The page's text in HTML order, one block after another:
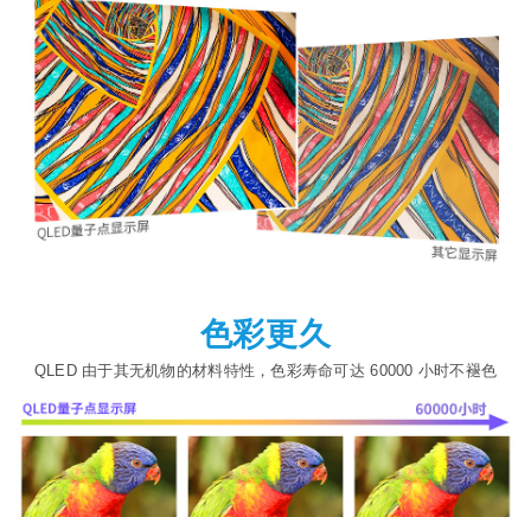
色彩更久
QLED 由于其无机物的材料特性，色彩寿命可达 60000 小时不褪色